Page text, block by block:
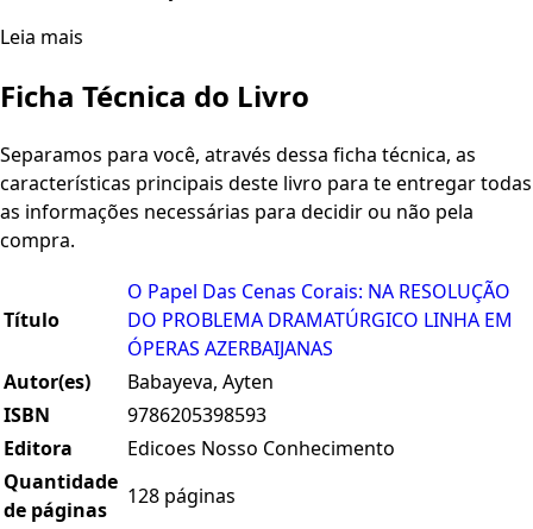
Leia mais
Ficha Técnica do Livro
Separamos para você, através dessa ficha técnica, as
características principais deste livro para te entregar todas
as informações necessárias para decidir ou não pela
compra.
Título
O Papel Das Cenas Corais: NA RESOLUÇÃO
DO PROBLEMA DRAMATÚRGICO LINHA EM
ÓPERAS AZERBAIJANAS
Autor(es)
Babayeva, Ayten
ISBN
9786205398593
Editora
Edicoes Nosso Conhecimento
Quantidade
de páginas
128 páginas